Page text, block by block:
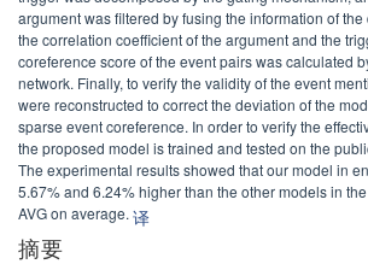
argument was filtered by fusing the information of
the correlation coefficient of the argument and the
coreference score of the event pairs was calculated
network. Finally, to verify the validity of the event
were reconstructed to correct the deviation of the
sparse event coreference. In order to verify the
the proposed model is trained and tested on the
The experimental results showed that our model in
5.67% and 6.24% higher than the other models in
AVG on average. 译
摘要